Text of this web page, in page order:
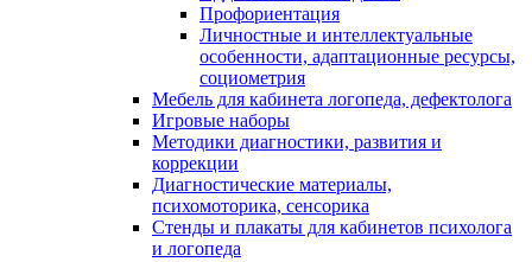
Профориентация
Личностные и интеллектуальные
особенности, адаптационные ресурсы,
социометрия
Мебель для кабинета логопеда, дефектолога
Игровые наборы
Методики диагностики, развития и
коррекции
Диагностические материалы,
психомоторика, сенсорика
Стенды и плакаты для кабинетов психолога
и логопеда